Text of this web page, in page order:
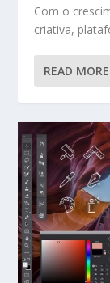
Com o
criativa,
READ MORE